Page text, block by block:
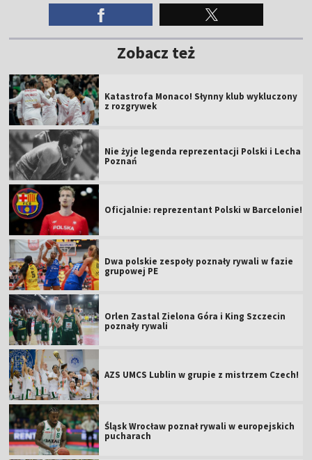
Zobacz też
Katastrofa Monaco! Słynny klub wykluczony
z rozgrywek
Nie żyje legenda reprezentacji Polski i Lecha
Poznań
Oficjalnie: reprezentant Polski w Barcelonie!
Dwa polskie zespoły poznały rywali w fazie
grupowej PE
Orlen Zastal Zielona Góra i King Szczecin
poznały rywali
AZS UMCS Lublin w grupie z mistrzem Czech!
Śląsk Wrocław poznał rywali w europejskich
pucharach